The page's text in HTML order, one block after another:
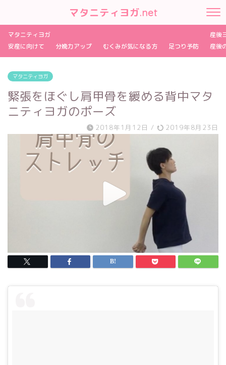
マタニティヨガ.net
マタニティヨガ
安産に向けて
分娩力アップ むくみが気になる方 足つり予防
産後
産後
マタニティヨガ
緊張をほぐし肩甲骨を緩める背中マタ
ニティヨガのポーズ
2018年1月12日 / 2019年8月23日